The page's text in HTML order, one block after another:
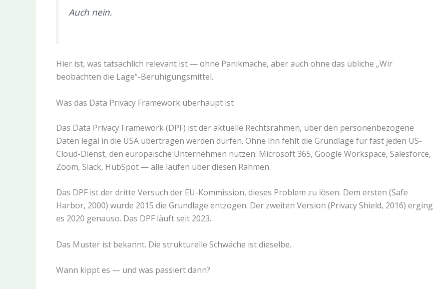
Auch nein.
Hier ist, was tatsächlich relevant ist — ohne Panikmache, aber auch ohne das übliche „Wir
beobachten die Lage“-Beruhigungsmittel.
Was das Data Privacy Framework überhaupt ist
Das Data Privacy Framework (DPF) ist der aktuelle Rechtsrahmen, über den personenbezogene
Daten legal in die USA übertragen werden dürfen. Ohne ihn fehlt die Grundlage für fast jeden US-
Cloud-Dienst, den europäische Unternehmen nutzen: Microsoft 365, Google Workspace, Salesforce,
Zoom, Slack, HubSpot — alle laufen über diesen Rahmen.
Das DPF ist der dritte Versuch der EU-Kommission, dieses Problem zu lösen. Dem ersten (Safe
Harbor, 2000) wurde 2015 die Grundlage entzogen. Der zweiten Version (Privacy Shield, 2016) erging
es 2020 genauso. Das DPF läuft seit 2023.
Das Muster ist bekannt. Die strukturelle Schwäche ist dieselbe.
Wann kippt es — und was passiert dann?